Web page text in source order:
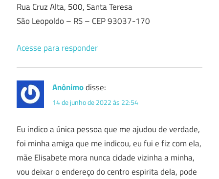
Rua Cruz Alta, 500, Santa Teresa
São Leopoldo – RS – CEP 93037-170
Acesse para responder
Anônimodisse:
14 de junho de 2022 às 22:54
Eu indico a única pessoa que me ajudou de verdade,
foi minha amiga que me indicou, eu fui e fiz com ela,
mãe Elisabete mora nunca cidade vizinha a minha,
vou deixar o endereço do centro espirita dela, pode